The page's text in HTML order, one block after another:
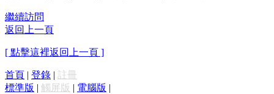
繼續訪問
返回上一頁
[ 點擊這裡返回上一頁 ]
首頁 | 登錄 | 註冊
標準版 | 觸屏版 | 電腦版 |